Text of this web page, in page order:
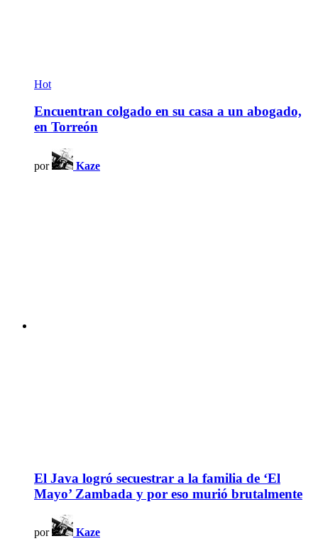
Hot
Encuentran colgado en su casa a un abogado,
en Torreón
por Kaze
El Java logró secuestrar a la familia de ‘El
Mayo’ Zambada y por eso murió brutalmente
por Kaze